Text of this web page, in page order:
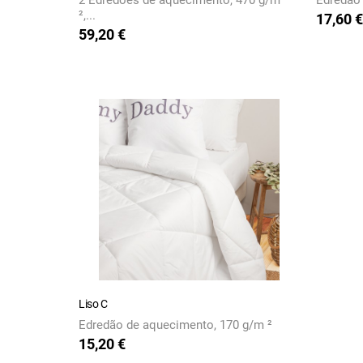
²,...
Preço
59,20 €
Preço
17,60 €
Liso C
Edredão de aquecimento, 170 g/m ²
Preço
15,20 €